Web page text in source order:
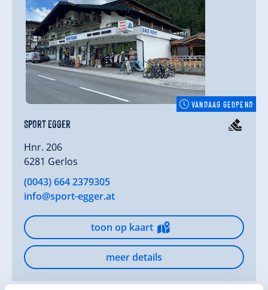
VANDAAG GEOPEND
Sport Egger
Hnr. 206
6281 Gerlos
(0043) 664 2379305
info@sport-egger.at
toon op kaart
meer details